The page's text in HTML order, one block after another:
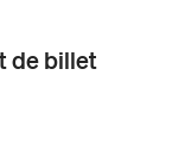
de billet